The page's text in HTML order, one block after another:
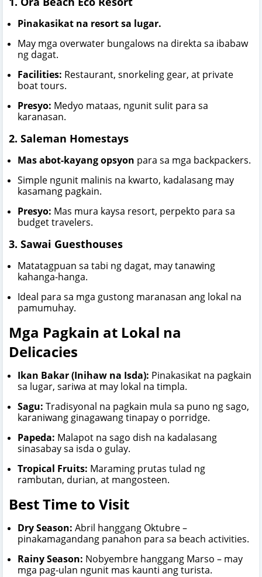
Pinakasikat na resort sa lugar.
May mga overwater bungalows na direkta sa ibabaw
ng dagat.
Facilities: Restaurant, snorkeling gear, at private
boat tours.
Presyo: Medyo mataas, ngunit sulit para sa
karanasan.
2. Saleman Homestays
Mas abot-kayang opsyon para sa mga backpackers.
Simple ngunit malinis na kwarto, kadalasang may
kasamang pagkain.
Presyo: Mas mura kaysa resort, perpekto para sa
budget travelers.
3. Sawai Guesthouses
Matatagpuan sa tabi ng dagat, may tanawing
kahanga-hanga.
Ideal para sa mga gustong maranasan ang lokal na
pamumuhay.
Mga Pagkain at Lokal na
Delicacies
Ikan Bakar (Inihaw na Isda): Pinakasikat na pagkain
sa lugar, sariwa at may lokal na timpla.
Sagu: Tradisyonal na pagkain mula sa puno ng sago,
karaniwang ginagawang tinapay o porridge.
Papeda: Malapot na sago dish na kadalasang
sinasabay sa isda o gulay.
Tropical Fruits: Maraming prutas tulad ng
rambutan, durian, at mangosteen.
Best Time to Visit
Dry Season: Abril hanggang Oktubre –
pinakamagandang panahon para sa beach activities.
Rainy Season: Nobyembre hanggang Marso – may
mga pag-ulan ngunit mas kaunti ang turista.